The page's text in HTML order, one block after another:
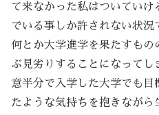
て来なかった私はついてい
でいる事しか許されない状況
何とか大学進学を果たすもの
ぶ見劣りすることになって
意半分で入学した大学でも
たような気持ちを抱きなが